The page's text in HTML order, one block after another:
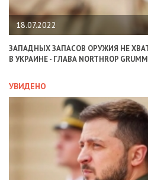
18.07.2022
ЗАПАДНЫХ ЗАПАСОВ ОРУЖИЯ НЕ
В УКРАИНЕ - ГЛАВА NORTHROP
УВИДЕНО